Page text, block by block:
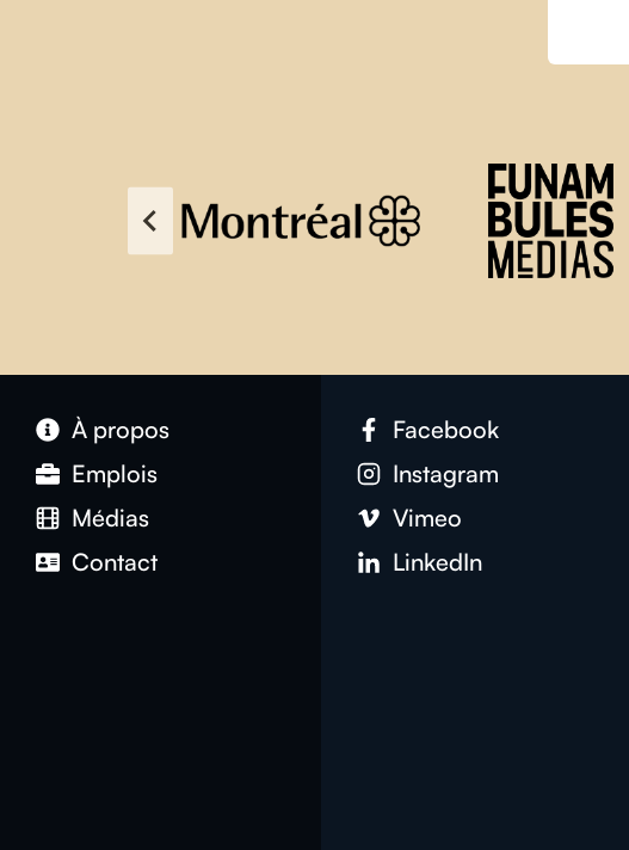
À propos
Emplois
Médias
Contact
Facebook
Instagram
Vimeo
LinkedIn